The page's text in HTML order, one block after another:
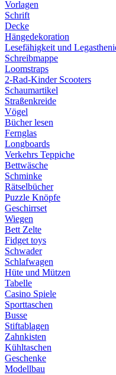
Vorlagen
Schrift
Decke
Hängedekoration
Lesefähigkeit und
Schreibmappe
Loomstraps
2-Rad-Kinder Scooters
Schaumartikel
Straßenkreide
Vögel
Bücher lesen
Fernglas
Longboards
Verkehrs Teppiche
Bettwäsche
Schminke
Rätselbücher
Puzzle Knöpfe
Geschirrset
Wiegen
Bett Zelte
Fidget toys
Schwader
Schlafwagen
Hüte und Mützen
Tabelle
Casino Spiele
Sporttaschen
Busse
Stiftablagen
Zahnkisten
Kühltaschen
Geschenke
Modellbau